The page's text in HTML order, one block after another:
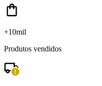
+10mil
Produtos vendidos